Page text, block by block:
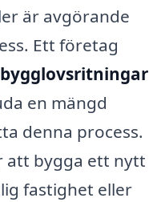
är avgörande
Ett företag
bygglovsritningar
en mängd
denna process.
att bygga ett nytt
fastighet eller